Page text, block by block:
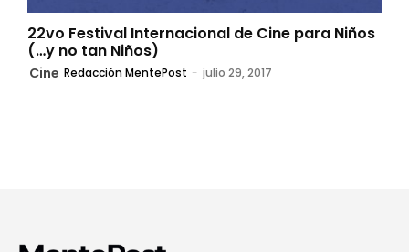
22vo Festival Internacional de Cine para Niños
(…y no tan Niños)
Cine Redacción MentePost - julio 29, 2017